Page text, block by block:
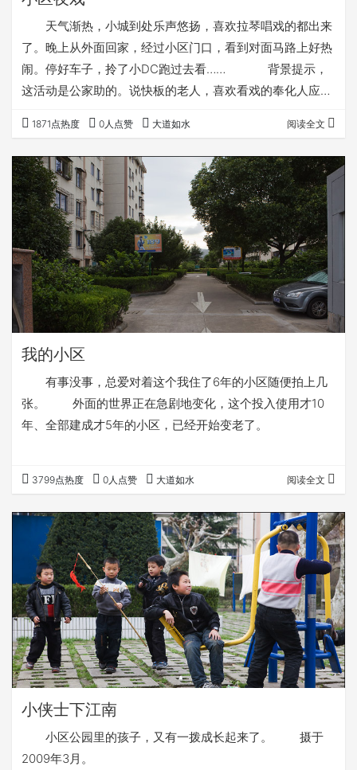
天气渐热，小城到处乐声悠扬，喜欢拉琴唱戏的都出来
了。晚上从外面回家，经过小区门口，看到对面马路上好热
闹。停好车子，拎了小DC跑过去看…… 背景提示，
这活动是公家助的。说快板的老人，喜欢看戏的奉化人应该
的支书，刚刚入行，没想到后来越说越好，成了奉化民间演
出的保留曲目了。 一个现编的地方小戏，这位姑娘
说她三十多岁了，从十多岁起等老公，一直没等到，“没老
公的滋味，你们不知道啊……” 这位是相公，他说
他是癞头，没老婆，看到了在洗衣服的姑娘，…
1871点热度 0人点赞 大道如水 阅读全文
我的小区
有事没事，总爱对着这个我住了6年的小区随便拍上几
张。 外面的世界正在急剧地变化，这个投入使用才10
年、全部建成才5年的小区，已经开始变老了。
3799点热度 0人点赞 大道如水 阅读全文
小侠士下江南
小区公园里的孩子，又有一拨成长起来了。 摄于
2009年3月。